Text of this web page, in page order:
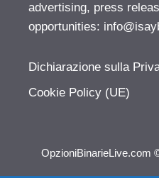
advertising, press
opportunities:
Dichiarazione sulla
Cookie Policy (UE)
OpzioniBinarieLive.com